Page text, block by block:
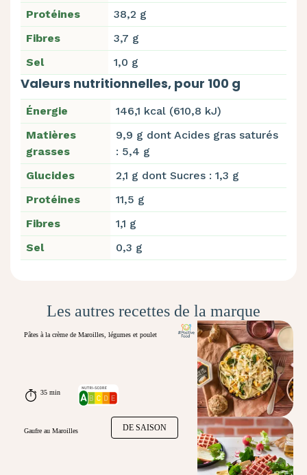
Protéines
38,2 g
Fibres
3,7 g
Sel
1,0 g
Valeurs nutritionnelles, pour 100 g
Énergie
146,1 kcal (610,8 kJ)
Matières
grasses
9,9 g dont Acides gras saturés
: 5,4 g
Glucides
2,1 g dont Sucres : 1,3 g
Protéines
11,5 g
Fibres
1,1 g
Sel
0,3 g
Les autres recettes de la marque
Pâtes à la crème de Maroilles, légumes et poulet
35 min
DE SAISON
Gaufre au Maroilles